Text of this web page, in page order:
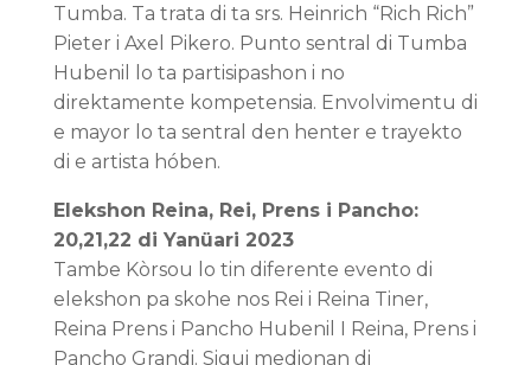
Tumba. Ta trata di ta srs. Heinrich “Rich Rich”
Pieter i Axel Pikero. Punto sentral di Tumba
Hubenil lo ta partisipashon i no
direktamente kompetensia. Envolvimentu di
e mayor lo ta sentral den henter e trayekto
di e artista hóben.
Elekshon Reina, Rei, Prens i Pancho:
20,21,22 di Yanüari 2023
Tambe Kòrsou lo tin diferente evento di
elekshon pa skohe nos Rei i Reina Tiner,
Reina Prens i Pancho Hubenil I Reina, Prens i
Pancho Grandi. Sigui medionan di